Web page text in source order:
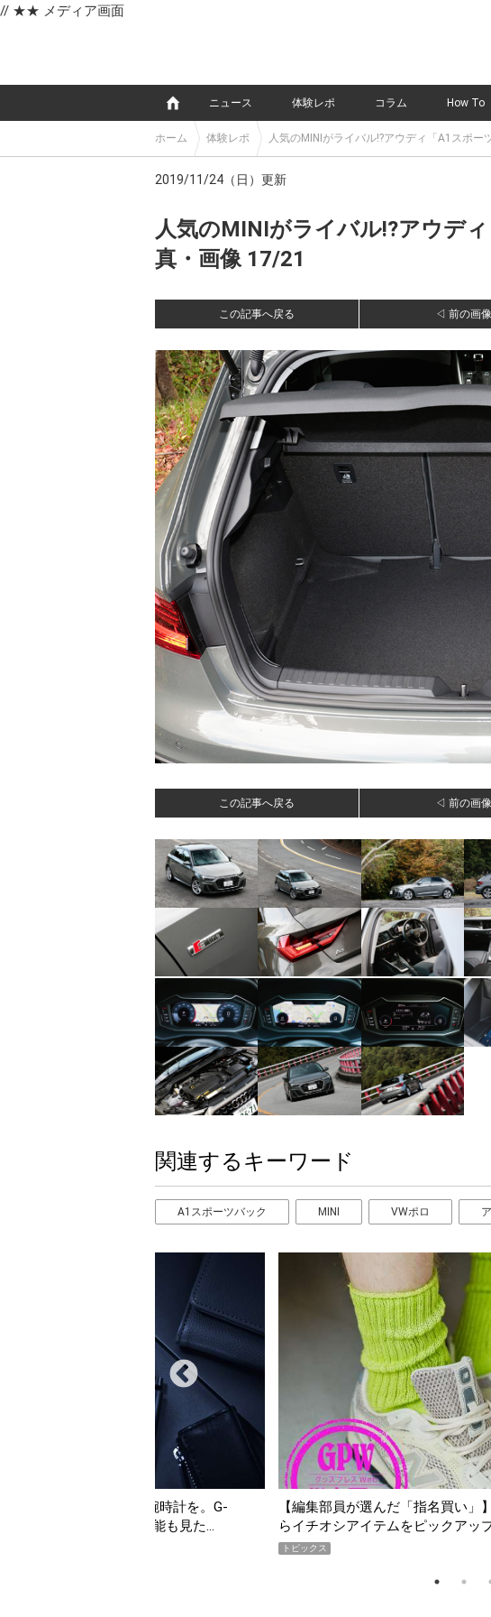
// ★★ メディア画面
ニュース 体験レポ コラム How To
ホーム 体験レポ 人気のMINIがライバル!?アウディ「A1スポ
2019/11/24（日）更新
人気のMINIがライバル!?アウデ
真・画像 17/21
この記事へ戻る ◁ 前の画像
この記事へ戻る ◁ 前の画像
関連するキーワード
A1スポーツバック MINI VWポロ
部員が選んだ「指名買い」】2026年7月掲載記事か
オシアイテムをピックアップ！
「買って損なし」の極
期AWARD】